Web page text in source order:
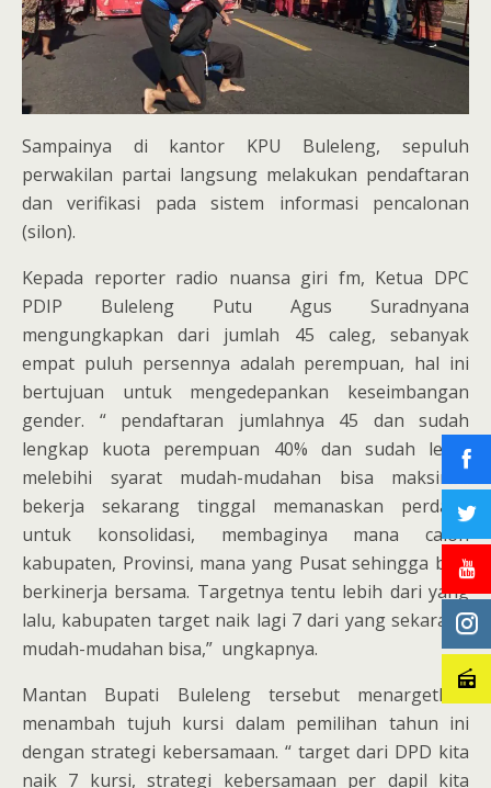
Sampainya di kantor KPU Buleleng, sepuluh
perwakilan partai langsung melakukan pendaftaran
dan verifikasi pada sistem informasi pencalonan
(silon).
Kepada reporter radio nuansa giri fm, Ketua DPC
PDIP Buleleng Putu Agus Suradnyana
mengungkapkan dari jumlah 45 caleg, sebanyak
empat puluh persennya adalah perempuan, hal ini
bertujuan untuk mengedepankan keseimbangan
gender. “ pendaftaran jumlahnya 45 dan sudah
lengkap kuota perempuan 40% dan sudah lebih
melebihi syarat mudah-mudahan bisa maksimal
bekerja sekarang tinggal memanaskan perdapil
untuk konsolidasi, membaginya mana calon
kabupaten, Provinsi, mana yang Pusat sehingga bisa
berkinerja bersama. Targetnya tentu lebih dari yang
lalu, kabupaten target naik lagi 7 dari yang sekarang
mudah-mudahan bisa,” ungkapnya.
Mantan Bupati Buleleng tersebut menargetkan
menambah tujuh kursi dalam pemilihan tahun ini
dengan strategi kebersamaan. “ target dari DPD kita
naik 7 kursi, strategi kebersamaan per dapil kita